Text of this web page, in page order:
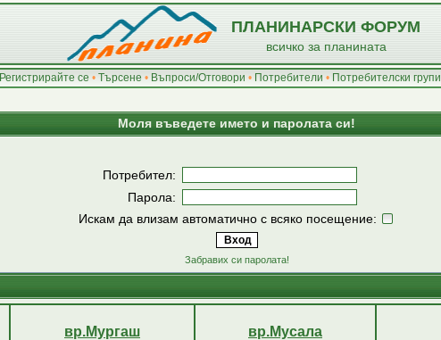
ПЛАНИНАРСКИ ФОРУМ
всичко за планината
Регистрирайте се • Търсене • Въпроси/Отговори • Потребители • Потребителски групи
Моля въведете името и паролата си!
Потребител:
Парола:
Искам да влизам автоматично с всяко посещение:
Забравих си паролата!
вр.Мургаш вр.Мусала